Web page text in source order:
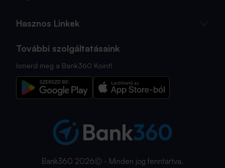
Hasznos Linkek
További szolgáltatásaink
Ismerd meg a Bank360 Koint!
Bank360 2026Ⓒ - Minden jog fenntartva.